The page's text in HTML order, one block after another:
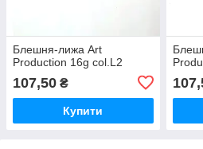
Блешня-лижа Art
Production 16g col.L2
107,50 ₴
Купити